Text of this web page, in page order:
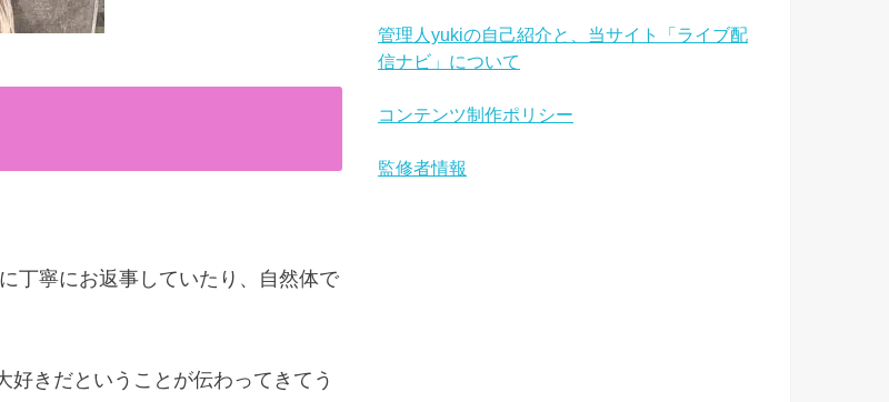
丁寧にお返事していたり、自然体で
好きだということが伝わってきてう
管理人yukiの自己紹介と、当サイト「ライブ配
信ナビ」について
コンテンツ制作ポリシー
監修者情報